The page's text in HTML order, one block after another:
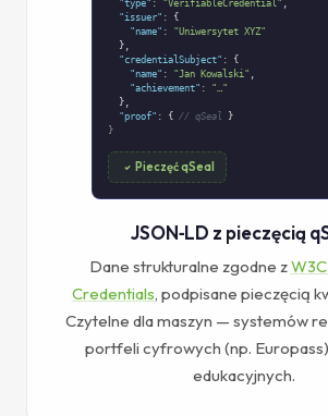
"type" : "VerifiableCredential" ,
"issuer" : {
"name" : "Uniwersytet XYZ"
},
"credentialSubject" : {
"name" : "Jan Kowalski" ,
"achievement" : "…"
},
"proof" : { // qSeal }
}
Pieczęć qSeal
JSON‑LD z pieczęcią
Dane strukturalne zgodne z
Credentials, podpisane pieczęcią
Czytelne dla maszyn — systemów
portfeli cyfrowych (np.
edukacyjnych.